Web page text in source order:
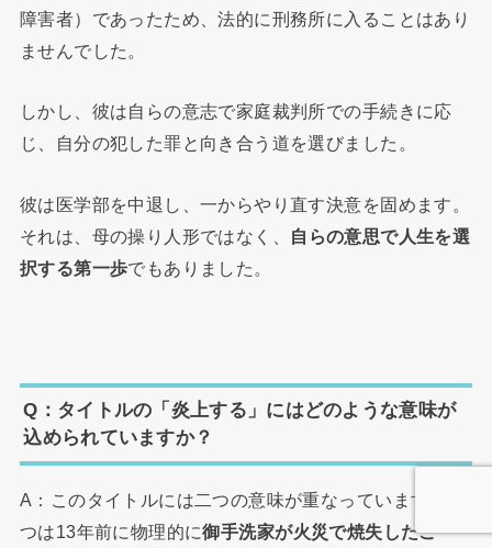
障害者）であったため、法的に刑務所に入ることはあり
ませんでした。
しかし、彼は自らの意志で家庭裁判所での手続きに応
じ、自分の犯した罪と向き合う道を選びました。
彼は医学部を中退し、一からやり直す決意を固めます。
それは、母の操り人形ではなく、
自らの意思で人生を選
択する第一歩でもありました。
Q：タイトルの「炎上する」にはどのような意味が
込められていますか？
A：このタイトルには二つの意味が重なっています。一
つは13年前に物理的に御手洗家が火災で焼失したこ